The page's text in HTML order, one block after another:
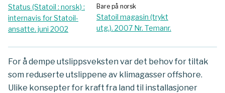
Status (Statoil : norsk) :
internavis for Statoil-
ansatte. juni 2002
Bare på norsk
Statoil magasin (trykt
utg.). 2007 Nr. Temanr.
For å dempe utslippsveksten var det behov for tiltak
som reduserte utslippene av klimagasser offshore.
Ulike konsepter for kraft fra land til installasjoner